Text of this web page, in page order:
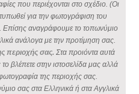
που περιέχονται στο σχέδιο. (Οι
για την φωτογράφιση του
Επίσης αναγράφουμε το τοπωνύμιο
ανάλογα με την προτίμηση σας.
περιοχής σας. Στα προιόντα αυτά
βλέπετε στην ιστοσελίδα μας αλλά
της περιοχής σας.
σας στα Ελληνικά ή στα Αγγλικά